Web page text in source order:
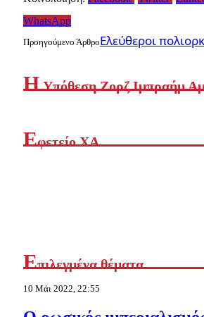
WhatsApp
Προηγούμενο ΆρθροΕλεύθεροι
ΗYπόθεση Ζορζ Ιμπραήμ
Εφετείο ΧΑ
Επιλεγμένα θέματα
10 Μάι 2022, 22:55